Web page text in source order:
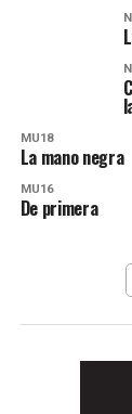
MU18
La mano negra
MU16
De primera